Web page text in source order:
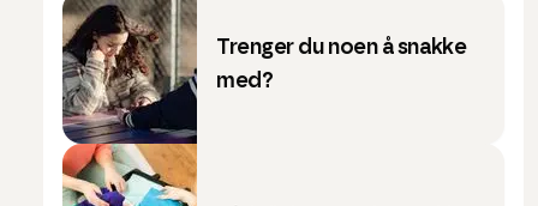
Trenger du noen å snakke
med?